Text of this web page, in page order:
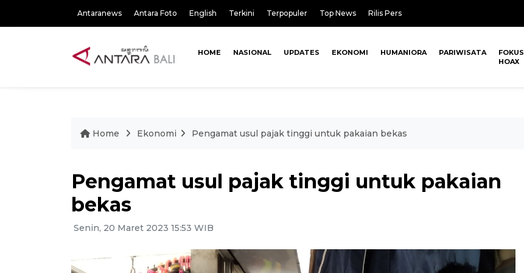
Antaranews Antara Foto English Terkini Terpopuler Top News Rilis Pers
HOME NASIONAL UPDATES EKONOMI HUMANIORA PARIWISATA
FOKUS
HOAX
Home Ekonomi Pengamat usul pajak tinggi untuk pakaian bekas
Pengamat usul pajak tinggi untuk pakaian
bekas
Senin, 20 Maret 2023 15:53 WIB